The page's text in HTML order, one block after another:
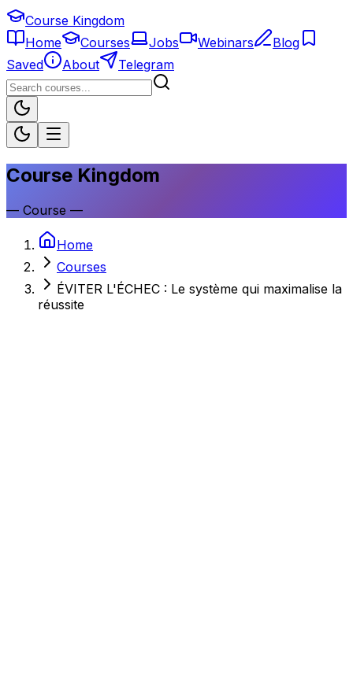
Course Kingdom
Home
Courses Jobs Webinars
Blog
Saved
About Telegram
Course Kingdom
— Course —
Home
Courses
ÉVITER L'ÉCHEC : Le système qui maximalise la
réussite